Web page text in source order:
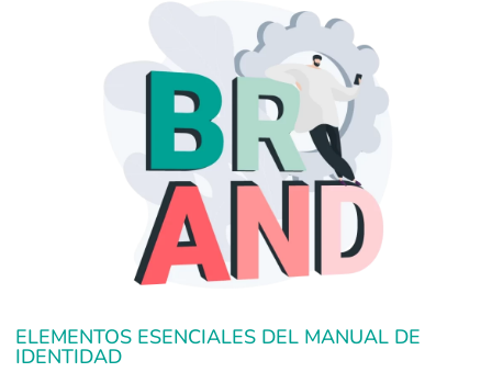
ELEMENTOS ESENCIALES DEL MANUAL DE
IDENTIDAD